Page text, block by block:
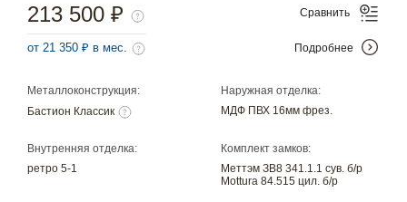
Металлоконструкция:
Бастион Классик
Наружная отделка:
МДФ ПВХ 16мм фрез.
Внутренняя отделка:
ретро 5-1
Комплект замков:
Меттэм ЗВ8 341.1.1 сув. б/р
Mottura 84.515 цил. б/р
213 500 ₽
от 21 350 ₽ в мес.
Сравнить
Подробнее